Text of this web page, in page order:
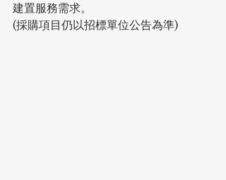
建置服務需求。
(採購項目仍以招標單位公告為準)